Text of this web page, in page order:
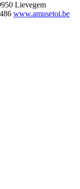
Lievegem
www.amusetoi.be